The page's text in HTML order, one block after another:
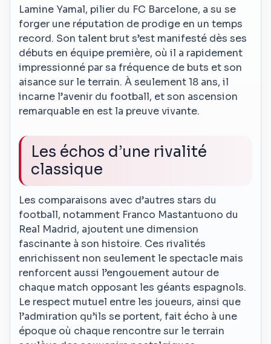
Lamine Yamal, pilier du FC Barcelone, a su se
forger une réputation de prodige en un temps
record. Son talent brut s’est manifesté dès ses
débuts en équipe première, où il a rapidement
impressionné par sa fréquence de buts et son
aisance sur le terrain. À seulement 18 ans, il
incarne l’avenir du football, et son ascension
remarquable en est la preuve vivante.
Les échos d’une rivalité
classique
Les comparaisons avec d’autres stars du
football, notamment Franco Mastantuono du
Real Madrid, ajoutent une dimension
fascinante à son histoire. Ces rivalités
enrichissent non seulement le spectacle mais
renforcent aussi l’engouement autour de
chaque match opposant les géants espagnols.
Le respect mutuel entre les joueurs, ainsi que
l’admiration qu’ils se portent, fait écho à une
époque où chaque rencontre sur le terrain